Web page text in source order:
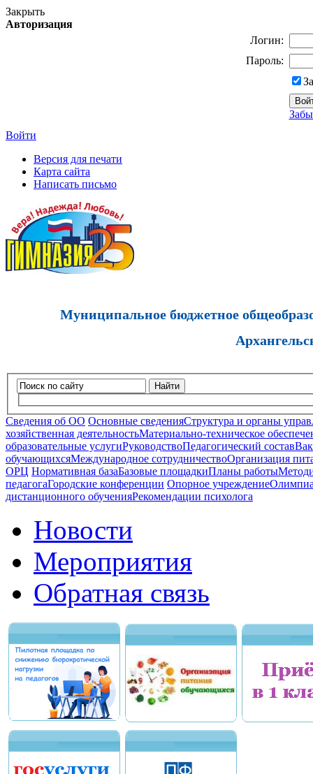
Закрыть
Авторизация
Логин:
Пароль:
Войти
Версия для печати
Карта сайта
Написать письмо
Муниципальное бюджетное
Найти
Сведения об ОО Основные сведенияСтруктура и органы
хозяйственная деятельностьМатериально-техническое
образовательные услугиРуководствоПедагогический состав
обучающихсяМеждународное сотрудничествоОрганизация
ОРЦ Нормативная базаБазовые площадкиПланы работы
педагогаГородские конференции Опорное учреждение
дистанционного обученияРекомендации психолога
Новости
Мероприятия
Обратная связь